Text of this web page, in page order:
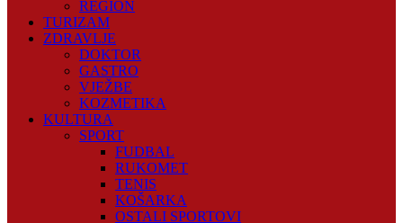
REGION
TURIZAM
ZDRAVLJE
DOKTOR
GASTRO
VJEŽBE
KOZMETIKA
KULTURA
SPORT
FUDBAL
RUKOMET
TENIS
KOŠARKA
OSTALI SPORTOVI